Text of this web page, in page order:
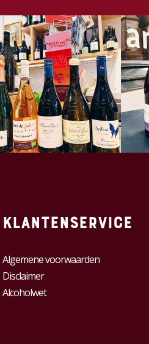
Klantenservice
Algemene voorwaarden
Disclaimer
Alcoholwet